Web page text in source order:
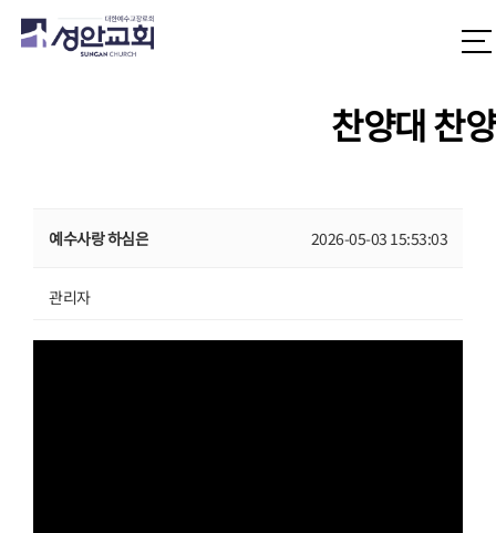
찬양대 찬양
예수사랑 하심은 2026-05-03 15:53:03
관리자